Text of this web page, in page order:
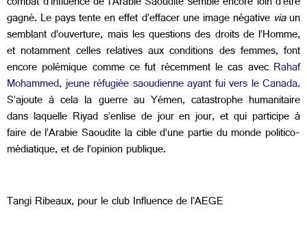
gagné. Le pays tente en effet d’effacer une image négative viaun
semblant d’ouverture, mais les questions des droits de l’Homme,
et notamment celles relatives aux conditions des femmes, font
encore polémique comme ce fut récemment le cas avec Rahaf
Mohammed, jeune réfugiée saoudienne ayant fui vers le Canada.
S’ajoute à cela la guerre au Yémen, catastrophe humanitaire
dans laquelle Riyad s’enlise de jour en jour, et qui participe à
faire de l’Arabie Saoudite la cible d’une partie du monde politico-
médiatique, et de l’opinion publique.
Tangi Ribeaux, pour le club Influence de l'AEGE